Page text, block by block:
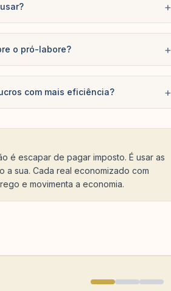
+
o pró-labore? +
com mais eficiência? +
é escapar de pagar imposto. É usar as
sua. Cada real economizado com
e movimenta a economia.